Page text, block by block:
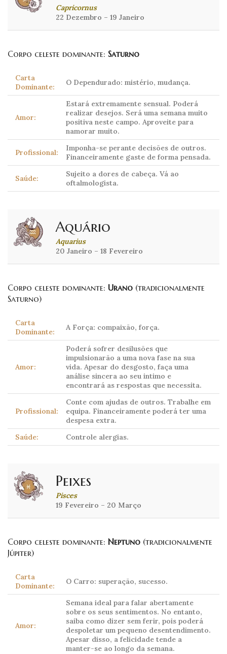
Capricornus
22 Dezembro – 19 Janeiro
Corpo celeste dominante: Saturno
Carta
Dominante:
O Dependurado: mistério, mudança.
Amor:
Estará extremamente sensual. Poderá
realizar desejos. Será uma semana muito
positiva neste campo. Aproveite para
namorar muito.
Profissional:
Imponha-se perante decisões de outros.
Financeiramente gaste de forma pensada.
Saúde:
Sujeito a dores de cabeça. Vá ao
oftalmologista.
Aquário
Aquarius
20 Janeiro – 18 Fevereiro
Corpo celeste dominante: Urano (tradicionalmente
Saturno)
Carta
Dominante:
A Força: compaixão, força.
Amor:
Poderá sofrer desilusões que
impulsionarão a uma nova fase na sua
vida. Apesar do desgosto, faça uma
análise sincera ao seu intimo e
encontrará as respostas que necessita.
Profissional:
Conte com ajudas de outros. Trabalhe em
equipa. Financeiramente poderá ter uma
despesa extra.
Saúde:
Controle alergias.
Peixes
Pisces
19 Fevereiro – 20 Março
Corpo celeste dominante: Neptuno (tradicionalmente
Júpiter)
Carta
Dominante:
O Carro: superação, sucesso.
Amor:
Semana ideal para falar abertamente
sobre os seus sentimentos. No entanto,
saiba como dizer sem ferir, pois poderá
despoletar um pequeno desentendimento.
Apesar disso, a felicidade tende a
manter-se ao longo da semana.